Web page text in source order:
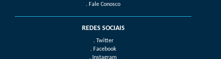
. Fale Conosco
REDES SOCIAIS
. Twitter
. Facebook
. Instagram